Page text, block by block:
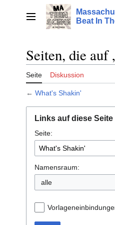
springenHauptmenü
Beat In
Seiten, die auf
Seite Diskussion
← What's Shakin'
Links auf diese Seite
Seite:
Namensraum:
alle